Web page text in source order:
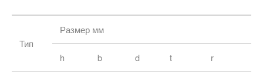
Тип
Размер мм
h b d t r